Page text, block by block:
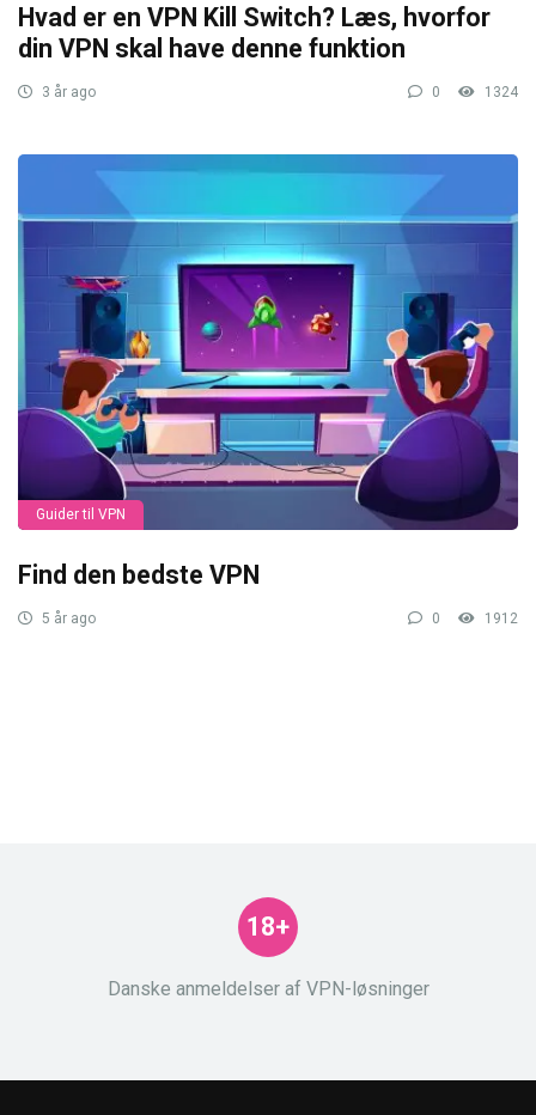
Hvad er en VPN Kill Switch? Læs, hvorfor
din VPN skal have denne funktion
3 år ago 0 1324
Guider til VPN
Find den bedste VPN
5 år ago 0 1912
Danske anmeldelser af VPN-løsninger
18+